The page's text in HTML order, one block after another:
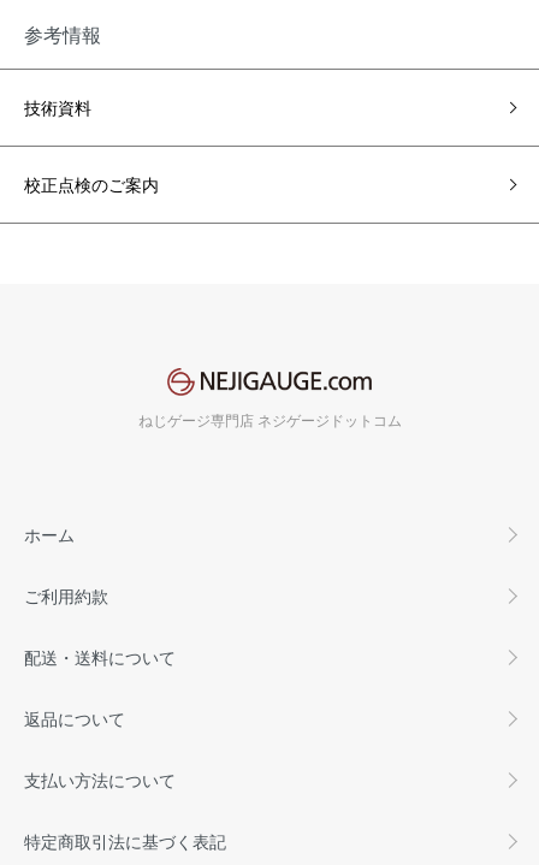
参考情報
技術資料
校正点検のご案内
ねじゲージ専門店 ネジゲージドットコム
ホーム
ご利用約款
配送・送料について
返品について
支払い方法について
特定商取引法に基づく表記